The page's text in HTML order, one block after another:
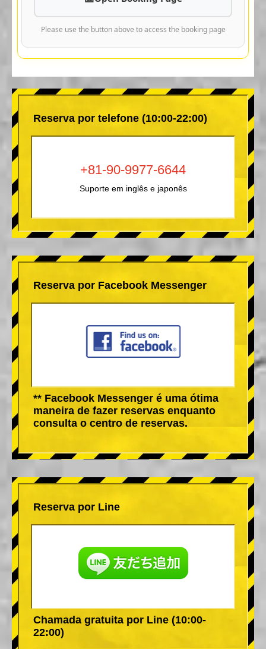
Please use the button above to access the booking page
Reserva por telefone (10:00-22:00)
+81-90-9977-6644
Suporte em inglês e japonês
Reserva por Facebook Messenger
** Facebook Messenger é uma ótima
maneira de fazer reservas enquanto
consulta o centro de reservas.
Reserva por Line
Chamada gratuita por Line (10:00-
22:00)